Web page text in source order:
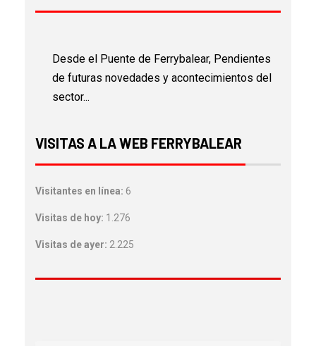
Desde el Puente de Ferrybalear, Pendientes
de futuras novedades y acontecimientos del
sector...
VISITAS A LA WEB FERRYBALEAR
Visitantes en línea: 6
Visitas de hoy: 1.276
Visitas de ayer: 2.225